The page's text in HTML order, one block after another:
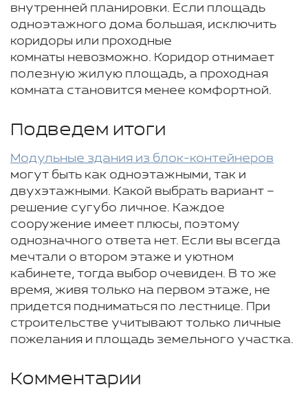
внутренней планировки. Если площадь
одноэтажного дома большая, исключить
коридоры или проходные
комнаты невозможно. Коридор отнимает
полезную жилую площадь, а проходная
комната становится менее комфортной.
Подведем итоги
Модульные здания из блок-контейнеров
могут быть как одноэтажными, так и
двухэтажными. Какой выбрать вариант –
решение сугубо личное. Каждое
сооружение имеет плюсы, поэтому
однозначного ответа нет. Если вы всегда
мечтали о втором этаже и уютном
кабинете, тогда выбор очевиден. В то же
время, живя только на первом этаже, не
придется подниматься по лестнице. При
строительстве учитывают только личные
пожелания и площадь земельного участка.
Комментарии